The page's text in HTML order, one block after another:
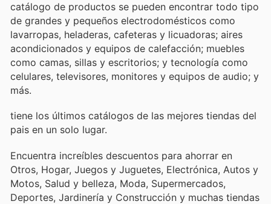
catálogo de productos se pueden encontrar todo tipo
de grandes y pequeños electrodomésticos como
lavarropas, heladeras, cafeteras y licuadoras; aires
acondicionados y equipos de calefacción; muebles
como camas, sillas y escritorios; y tecnología como
celulares, televisores, monitores y equipos de audio; y
más.
tiene los últimos catálogos de las mejores tiendas del
pais en un solo lugar.
Encuentra increíbles descuentos para ahorrar en
Otros, Hogar, Juegos y Juguetes, Electrónica, Autos y
Motos, Salud y belleza, Moda, Supermercados,
Deportes, Jardinería y Construcción y muchas tiendas